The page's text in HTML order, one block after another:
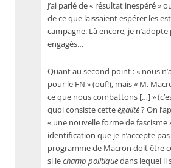
J’ai parlé de « résultat inespéré »
de ce que laissaient espérer les
campagne. Là encore, je
engagés…
Quant au second point : « nous
pour le FN » (ouf!), mais « M.
ce que nous combattons […] »
quoi consiste cetteégalité? On
« une nouvelle forme de fascisme
identification que je n’accepte
programme de Macron doit être
si lechamp politiquedans lequel il